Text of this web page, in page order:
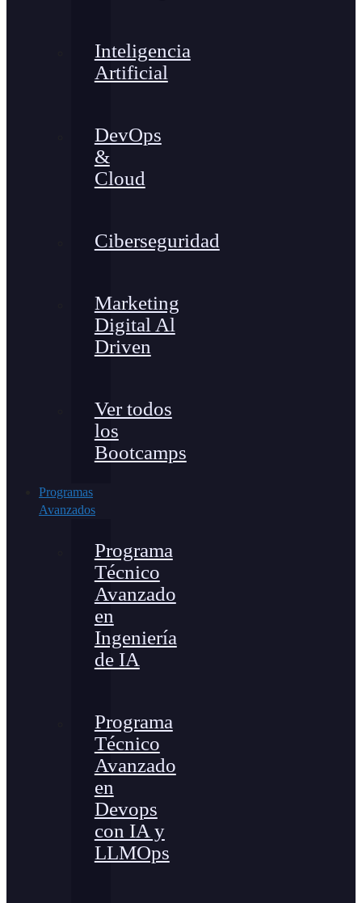
Inteligencia
Artificial
DevOps
&
Cloud
Ciberseguridad
Marketing
Digital Al
Driven
Ver todos
los
Bootcamps
Programas
Avanzados
Programa
Técnico
Avanzado
en
Ingeniería
de IA
Programa
Técnico
Avanzado
en
Devops
con IA y
LLMOps